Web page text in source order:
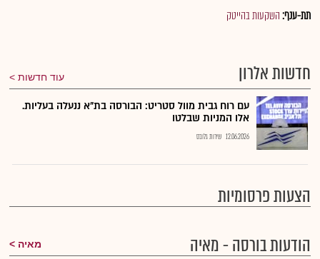
תת-ענף:השקעות בהייטק
חדשות אלרון עוד חדשות
עם רוח גבית מוול סטריט: הבורסה בת"א ננעלה בעליות.
אלו המניות שבלטו
12.06.2026 שירות גלובס
הצעות פרסומיות
הודעות בורסה - מאיה
מאיה